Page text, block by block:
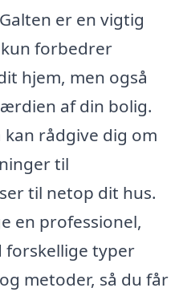
er en vigtig
forbedrer
hjem, men også
af din bolig.
rådgive dig om
til
til netop dit hus.
en professionel,
forskellige typer
metoder, så du får